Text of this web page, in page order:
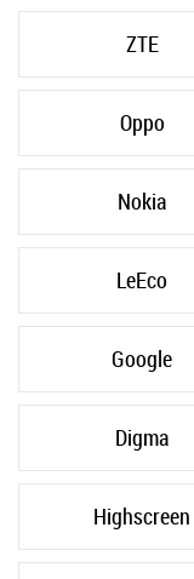
ZTE
Oppo
Nokia
LeEco
Google
Digma
Highscreen